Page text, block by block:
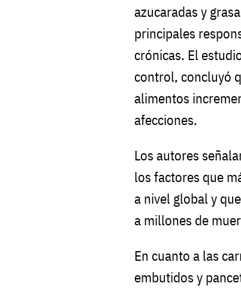
azucaradas y
principales
crónicas. El
control, concluyó
alimentos
afecciones.
Los autores
los factores que
a nivel global y
a millones de
En cuanto a las
embutidos y